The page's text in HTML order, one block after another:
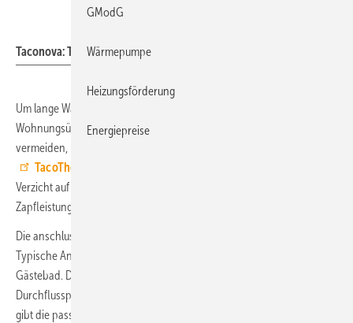
Taconova: TacoTherm Fresh Femto2.
Um lange Warmwasserleitungen zwischen einer
Wohnungsübergabestation und weit entfernten Zapfstellen zu
vermeiden, bietet Taconova die dezentrale Frischwasserstation
TacoTherm Fresh Femto2
Verzicht auf eine Zirkulation niedrigere Vorlauftemperaturen bei einer
Zapfleistung bis 12 l/min.
Die anschlussfertige Einheit wird direkt an der Zapfstelle installiert.
Typische Anwendungsfälle sind etwa die Küchenspüle oder ein
Gästebad. Die Erwärmung im Moment der Zapfung erfolgt im
Durchflussprinzip, ein druckgesteuerter Proportionalmengenregler
gibt die passende Menge an Heizungswasser frei.
GModG
Wärmepumpe
Heizungsförderung
Energiepreise